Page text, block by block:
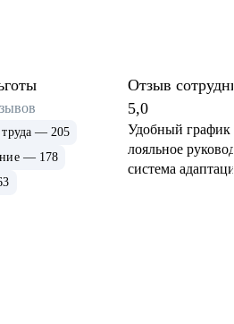
труда — 205
— 178
Отзыв
5,0
Удобный график
лояльное
система